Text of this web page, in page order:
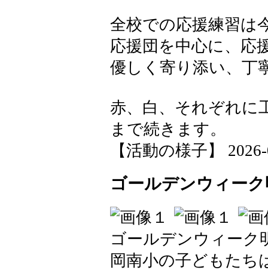
全校での応援練習は
応援団を中心に、応
優しく寄り添い、丁
赤、白、それぞれに
まで続きます。
【活動の様子】
ゴールデンウィー
ゴールデンウィーク
岡南小の子どもたち